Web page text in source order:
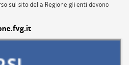
sul sito della Regione gli enti devono